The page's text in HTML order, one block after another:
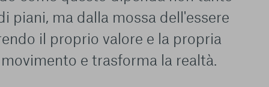
del funzionamento
l’esperienza di
i nostri
per mostrare
piani, ma dalla mossa dell'essere
il proprio valore e la propria
e trasforma la realtà.